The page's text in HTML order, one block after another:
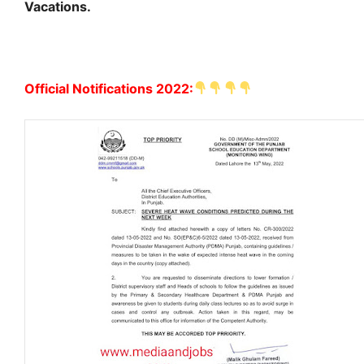
Vacations.
Official Notifications 2022: